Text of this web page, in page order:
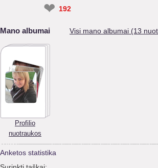
❤ 192
Mano albumai Visi mano albumai (13
Profilio
nuotraukos
Anketos statistika